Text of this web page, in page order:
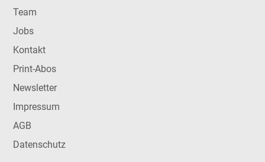
Team
Jobs
Kontakt
Print-Abos
Newsletter
Impressum
AGB
Datenschutz